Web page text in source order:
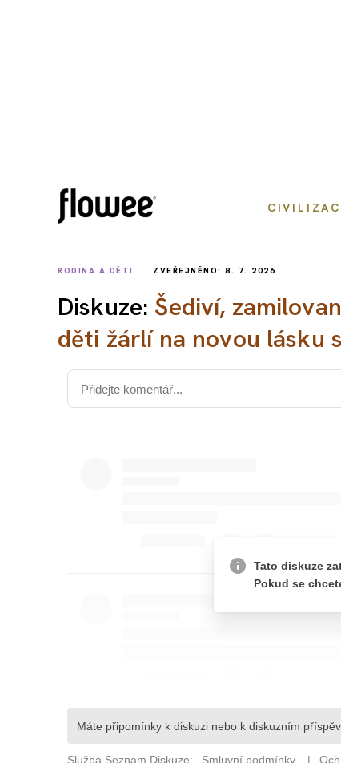
RODINA A DĚTI ZVEŘEJNĚNO: 8. 7. 2026
Diskuze: Šediví,
děti žárlí na novou lásku